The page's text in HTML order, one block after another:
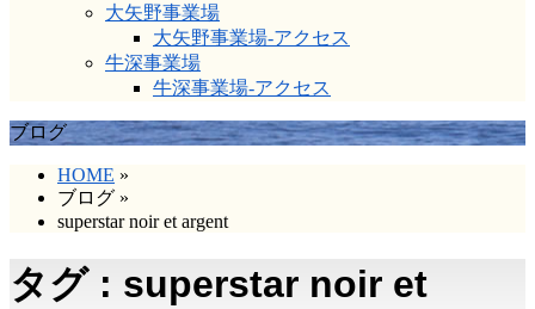
大矢野事業場
大矢野事業場-アクセス
牛深事業場
牛深事業場-アクセス
ブログ
HOME »
ブログ »
superstar noir et argent
タグ : superstar noir et